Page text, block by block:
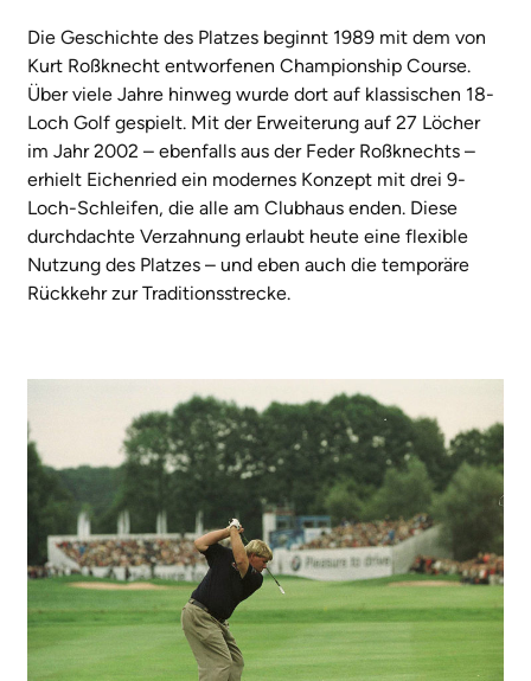
Die Geschichte des Platzes beginnt 1989 mit dem von
Kurt Roßknecht entworfenen Championship Course.
Über viele Jahre hinweg wurde dort auf klassischen 18-
Loch Golf gespielt. Mit der Erweiterung auf 27 Löcher
im Jahr 2002 – ebenfalls aus der Feder Roßknechts –
erhielt Eichenried ein modernes Konzept mit drei 9-
Loch-Schleifen, die alle am Clubhaus enden. Diese
durchdachte Verzahnung erlaubt heute eine flexible
Nutzung des Platzes – und eben auch die temporäre
Rückkehr zur Traditionsstrecke.